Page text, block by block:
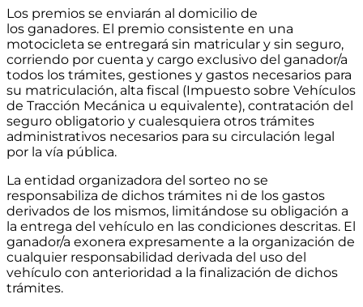
Los premios se enviarán al domicilio de
los ganadores. El premio consistente en una
motocicleta se entregará sin matricular y sin seguro,
corriendo por cuenta y cargo exclusivo del ganador/a
todos los trámites, gestiones y gastos necesarios para
su matriculación, alta fiscal (Impuesto sobre Vehículos
de Tracción Mecánica u equivalente), contratación del
seguro obligatorio y cualesquiera otros trámites
administrativos necesarios para su circulación legal
por la vía pública.
La entidad organizadora del sorteo no se
responsabiliza de dichos trámites ni de los gastos
derivados de los mismos, limitándose su obligación a
la entrega del vehículo en las condiciones descritas. El
ganador/a exonera expresamente a la organización de
cualquier responsabilidad derivada del uso del
vehículo con anterioridad a la finalización de dichos
trámites.